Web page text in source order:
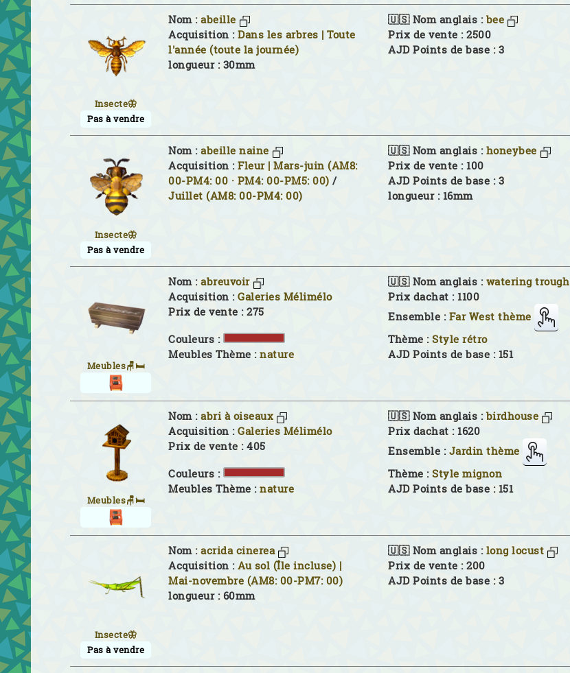
Insecte🦋
Pas à vendre
Nom :abeille 🇺🇸 Nom anglais : bee
Acquisition :Dans les arbres | Toute
l'année (toute la journée)
Prix de vente : 2500
AJD Points de base : 3
longueur : 30mm
Insecte🦋
Pas à vendre
Nom :abeille naine 🇺🇸 Nom anglais : honeybee
Acquisition :Fleur | Mars-juin (AM8:
00-PM4: 00 · PM4: 00-PM5: 00) /
Juillet (AM8: 00-PM4: 00)
Prix de vente : 100
AJD Points de base : 3
longueur : 16mm
Meubles🪑🛏
Nom :abreuvoir 🇺🇸 Nom anglais : watering trough
Acquisition :Galeries Mélimélo
Prix dachat : 1100
Prix de vente : 275
Ensemble : Far West thème
Couleurs :
Thème :Style rétro
Meubles Thème :nature AJD Points de base : 151
Meubles🪑🛏
Nom :abri à oiseaux 🇺🇸 Nom anglais : birdhouse
Acquisition :Galeries Mélimélo
Prix dachat : 1620
Prix de vente : 405
Ensemble : Jardin thème
Couleurs :
Thème :Style mignon
Meubles Thème :nature AJD Points de base : 151
Insecte🦋
Pas à vendre
Nom :acrida cinerea 🇺🇸 Nom anglais : long locust
Acquisition :Au sol (Île incluse) |
Mai-novembre (AM8: 00-PM7: 00)
Prix de vente : 200
AJD Points de base : 3
longueur : 60mm